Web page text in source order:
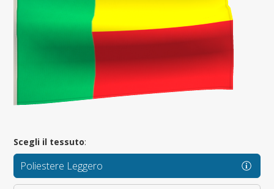
Scegli il tessuto:
Poliestere Leggero